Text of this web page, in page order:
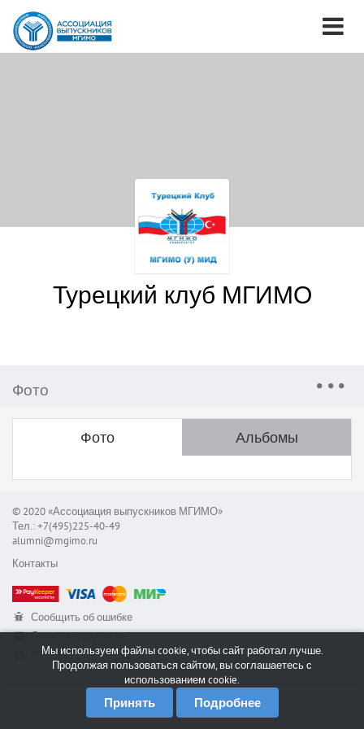
Турецкий клуб МГИМО
Фото
Фото Альбомы
© 2020 «Ассоциация выпускников МГИМО»
Тел.: +7(495)225-40-49
alumni@mgimo.ru
Контакты
Сообщить об ошибке
Служба поддержки
RSSМы используем файлы cookie, чтобы сайт работал лучше.
Продолжая пользоваться сайтом, вы соглашаетесь с
использованием cookie.
Принять Подробнее